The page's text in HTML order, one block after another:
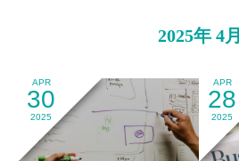
2025年 4月
APR
30
2025
APR
28
2025